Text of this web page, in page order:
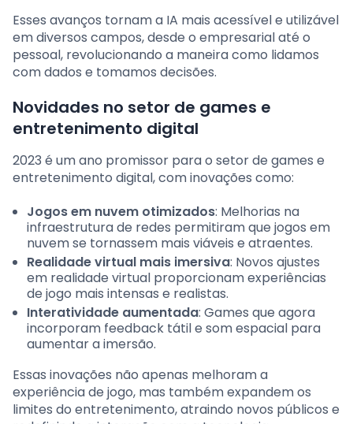
Esses avanços tornam a IA mais acessível e utilizável
em diversos campos, desde o empresarial até o
pessoal, revolucionando a maneira como lidamos
com dados e tomamos decisões.
Novidades no setor de games e
entretenimento digital
2023 é um ano promissor para o setor de games e
entretenimento digital, com inovações como:
Jogos em nuvem otimizados: Melhorias na
infraestrutura de redes permitiram que jogos em
nuvem se tornassem mais viáveis e atraentes.
Realidade virtual mais imersiva: Novos ajustes
em realidade virtual proporcionam experiências
de jogo mais intensas e realistas.
Interatividade aumentada: Games que agora
incorporam feedback tátil e som espacial para
aumentar a imersão.
Essas inovações não apenas melhoram a
experiência de jogo, mas também expandem os
limites do entretenimento, atraindo novos públicos e